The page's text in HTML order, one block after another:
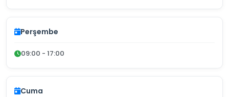
Perşembe
09:00 - 17:00
Cuma